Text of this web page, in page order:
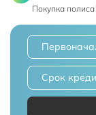
Покупка
Срок